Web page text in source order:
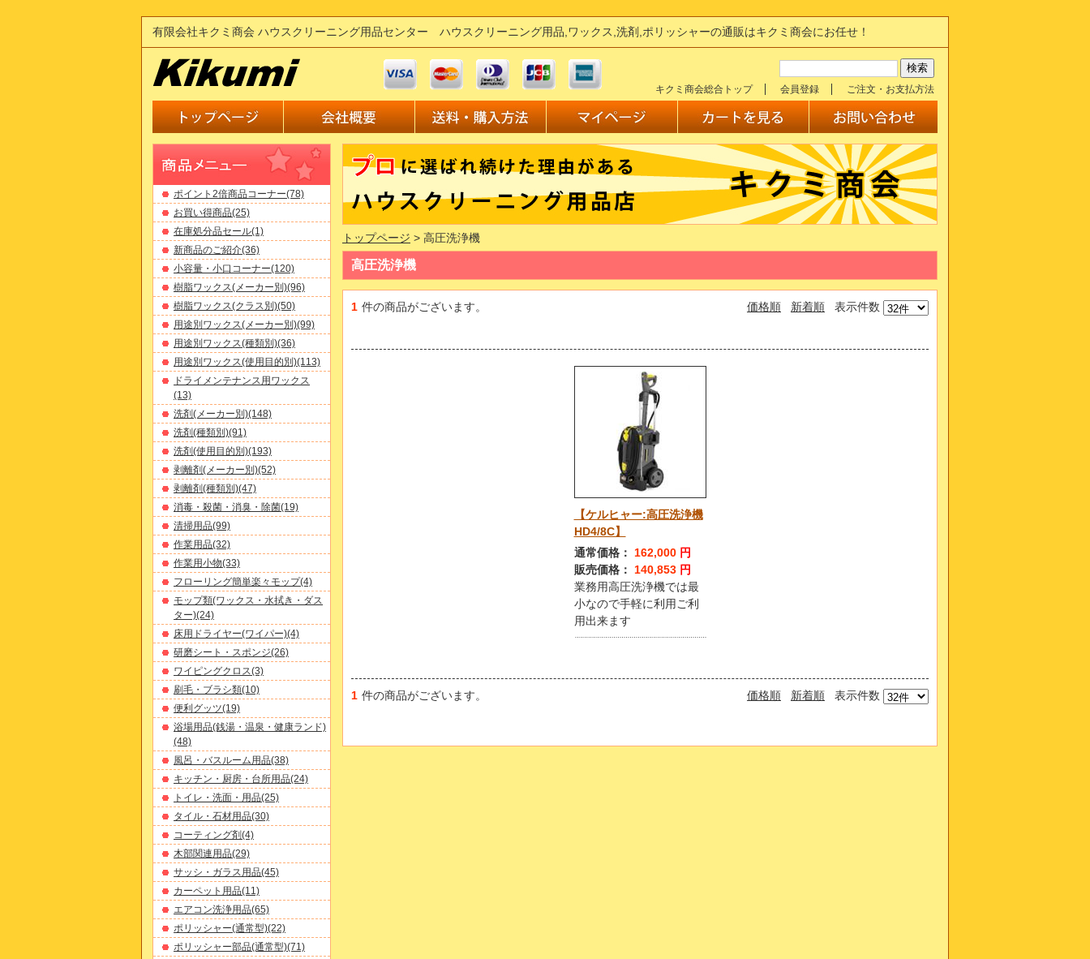
有限会社キクミ商会 ハウスクリーニング用品センター ハウスクリーニング用品,ワックス,洗剤,ポリッシャーの通販はキクミ商会にお任せ！
キクミ商会総合トップ 会員登録 ご注文・お支払方法
トップページ > 高圧洗浄機
高圧洗浄機
1 件の商品がございます。 価格順 新着順 表示件数
【ケルヒャー:高圧洗浄機
HD4/8C】
通常価格：
162,000円
販売価格：
140,853円
業務用高圧洗浄機では最
小なので手軽に利用ご利
用出来ます
1 件の商品がございます。 価格順 新着順 表示件数
ポイント2倍商品コーナー(78)
お買い得商品(25)
在庫処分品セール(1)
新商品のご紹介(36)
小容量・小口コーナー(120)
樹脂ワックス(メーカー別)(96)
樹脂ワックス(クラス別)(50)
用途別ワックス(メーカー別)(99)
用途別ワックス(種類別)(36)
用途別ワックス(使用目的別)(113)
ドライメンテナンス用ワックス
(13)
洗剤(メーカー別)(148)
洗剤(種類別)(91)
洗剤(使用目的別)(193)
剥離剤(メーカー別)(52)
剥離剤(種類別)(47)
消毒・殺菌・消臭・除菌(19)
清掃用品(99)
作業用品(32)
作業用小物(33)
フローリング簡単楽々モップ(4)
モップ類(ワックス・水拭き・ダス
ター)(24)
床用ドライヤー(ワイパー)(4)
研磨シート・スポンジ(26)
ワイピングクロス(3)
刷毛・ブラシ類(10)
便利グッツ(19)
浴場用品(銭湯・温泉・健康ランド)
(48)
風呂・バスルーム用品(38)
キッチン・厨房・台所用品(24)
トイレ・洗面・用品(25)
タイル・石材用品(30)
コーティング剤(4)
木部関連用品(29)
サッシ・ガラス用品(45)
カーペット用品(11)
エアコン洗浄用品(65)
ポリッシャー(通常型)(22)
ポリッシャー部品(通常型)(71)